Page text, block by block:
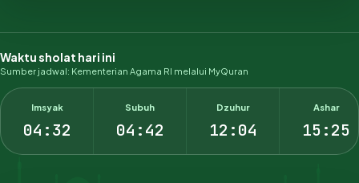
Waktu sholat hari ini
Sumber jadwal: Kementerian Agama RI melalui MyQuran
Imsyak
04:32
Subuh
04:42
Dzuhur
12:04
Ashar
15:25